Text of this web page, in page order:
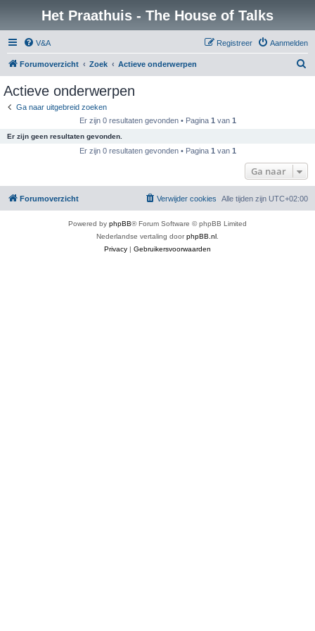
Het Praathuis - The House of Talks
V&A Aanmelden
Registreer
Forumoverzicht Zoek Actieve onderwerpen
Actieve onderwerpen
Ga naar uitgebreid zoeken
Er zijn 0 resultaten gevonden • Pagina 1 van 1
Er zijn geen resultaten gevonden.
Er zijn 0 resultaten gevonden • Pagina 1 van 1
Ga naar
Forumoverzicht Alle tijden zijn UTC+02:00
Verwijder cookies
Powered by phpBB® Forum Software © phpBB Limited
Nederlandse vertaling doorphpBB.nl
Privacy | Gebruikersvoorwaarden